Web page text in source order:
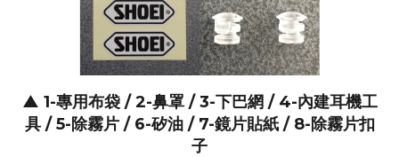
▲ 1-專用布袋 / 2-鼻罩 / 3-下巴網 / 4-內建耳機工
具 / 5-除霧片 / 6-矽油 / 7-鏡片貼紙 / 8-除霧片扣
子